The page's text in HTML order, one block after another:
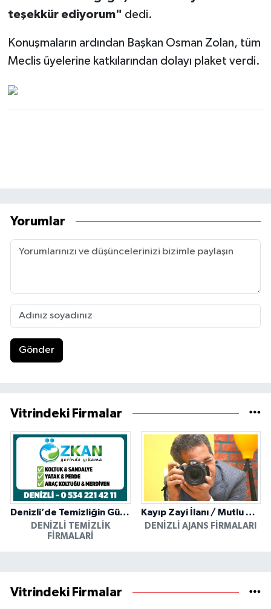
teşekkür ediyorum" dedi.
Konuşmaların ardından Başkan Osman Zolan, tüm
Meclis üyelerine katkılarından dolayı plaket verdi.
Yorumlar
Gönder
Vitrindeki Firmalar
Denizli’de Temizliğin Güvenilir Adresi: Özkan Yerinde Yıkama
DENIZLI TEMIZLIK
FIRMALARI
Kayıp Zayi İlanı / Mutlu Ajans / Denizli
DENIZLI AJANS FIRMALARI
Vitrindeki Firmalar